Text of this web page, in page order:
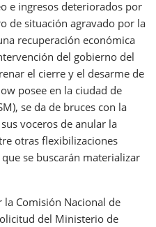
e ingresos deteriorados por
de situación agravado por la
recuperación económica
del gobierno del
el cierre y el desarme de
posee en la ciudad de
se da de bruces con la
voceros de anular la
otras flexibilizaciones
se buscarán materializar
Comisión Nacional de
del Ministerio de